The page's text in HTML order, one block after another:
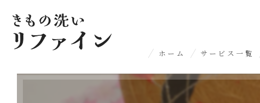
ホーム サービス一覧